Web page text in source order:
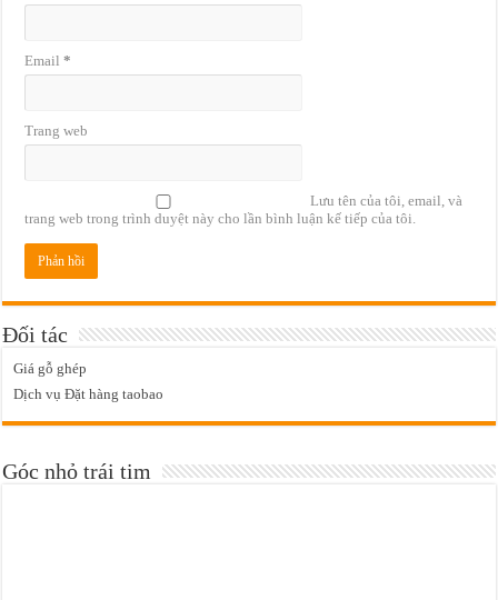
Email*
Trang web
Lưu tên của tôi, email, và
trang web trong trình duyệt này cho lần bình luận kế tiếp của tôi.
Đối tác
Giá gỗ ghép
Dịch vụ Đặt hàng taobao
Góc nhỏ trái tim